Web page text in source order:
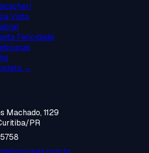
Vista
Felicidade
→
Machado, 1129
PR